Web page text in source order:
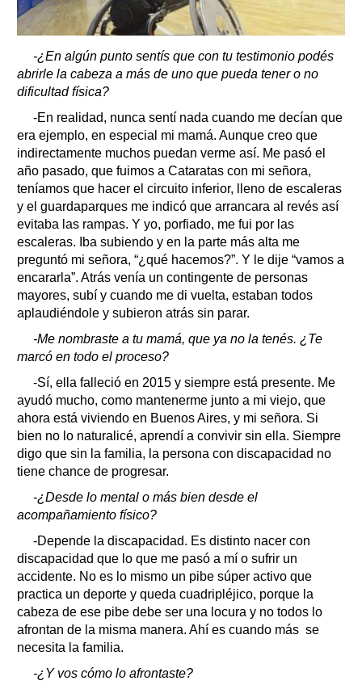
-¿En algún punto sentís que con tu testimonio podés
abrirle la cabeza a más de uno que pueda tener o no
dificultad física?
-En realidad, nunca sentí nada cuando me decían que
era ejemplo, en especial mi mamá. Aunque creo que
indirectamente muchos puedan verme así. Me pasó el
año pasado, que fuimos a Cataratas con mi señora,
teníamos que hacer el circuito inferior, lleno de escaleras
y el guardaparques me indicó que arrancara al revés así
evitaba las rampas. Y yo, porfiado, me fui por las
escaleras. Iba subiendo y en la parte más alta me
preguntó mi señora, “¿qué hacemos?”. Y le dije “vamos a
encararla”. Atrás venía un contingente de personas
mayores, subí y cuando me di vuelta, estaban todos
aplaudiéndole y subieron atrás sin parar.
-Me nombraste a tu mamá, que ya no la tenés. ¿Te
marcó en todo el proceso?
-Sí, ella falleció en 2015 y siempre está presente. Me
ayudó mucho, como mantenerme junto a mi viejo, que
ahora está viviendo en Buenos Aires, y mi señora. Si
bien no lo naturalicé, aprendí a convivir sin ella. Siempre
digo que sin la familia, la persona con discapacidad no
tiene chance de progresar.
-¿Desde lo mental o más bien desde el
acompañamiento físico?
-Depende la discapacidad. Es distinto nacer con
discapacidad que lo que me pasó a mí o sufrir un
accidente. No es lo mismo un pibe súper activo que
practica un deporte y queda cuadripléjico, porque la
cabeza de ese pibe debe ser una locura y no todos lo
afrontan de la misma manera. Ahí es cuando más se
necesita la familia.
-¿Y vos cómo lo afrontaste?